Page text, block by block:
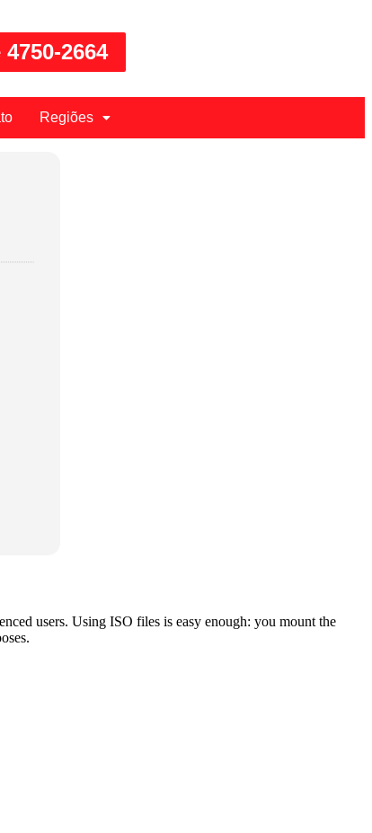
2664
Regiões
users. Using ISO files is easy enough: you mount the